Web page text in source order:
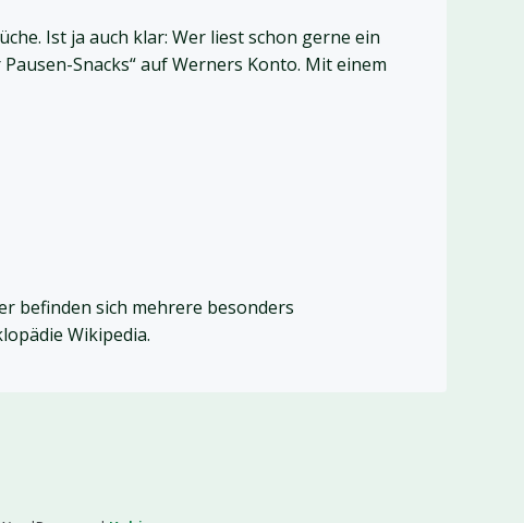
Ist ja auch klar: Wer liest schon gerne ein
Snacks“ auf Werners Konto. Mit einem
befinden sich mehrere besonders
Wikipedia.